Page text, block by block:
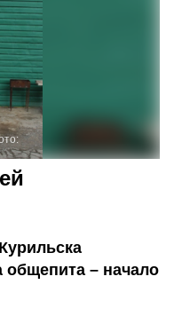
общепита – начало